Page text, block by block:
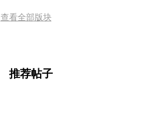
查看全部版块
推荐帖子